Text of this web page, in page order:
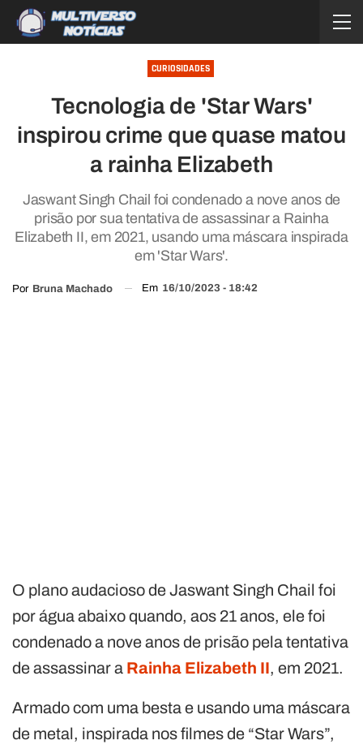
CURIOSIDADES
Tecnologia de 'Star Wars'
inspirou crime que quase matou
a rainha Elizabeth
Jaswant Singh Chail foi condenado a nove anos de
prisão por sua tentativa de assassinar a Rainha
Elizabeth II, em 2021, usando uma máscara inspirada
em 'Star Wars'.
Por Bruna Machado Em 16/10/2023 - 18:42
O plano audacioso de Jaswant Singh Chail foi
por água abaixo quando, aos 21 anos, ele foi
condenado a nove anos de prisão pela tentativa
de assassinar a Rainha Elizabeth II, em 2021.
Armado com uma besta e usando uma máscara
de metal, inspirada nos filmes de “Star Wars”,